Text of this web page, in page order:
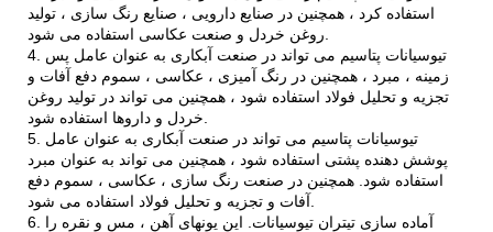
استفاده کرد ، همچنین در صنایع دارویی ، صنایع رنگ سازی ، تولید
4. تیوسیانات پتاسیم می تواند در صنعت آبکاری به عنوان عامل پس
زمینه ، مبرد ، همچنین در رنگ آمیزی ، عکاسی ، سموم دفع آفات و
تجزیه و تحلیل فولاد استفاده شود ، همچنین می تواند در تولید روغن
5. تیوسیانات پتاسیم می تواند در صنعت آبکاری به عنوان عامل
پوشش دهنده پشتی استفاده شود ، همچنین می تواند به عنوان مبرد
استفاده شود. همچنین در صنعت رنگ سازی ، عکاسی ، سموم دفع
6. آماده سازی تیتران تیوسیانات. این یونهای آهن ، مس و نقره را